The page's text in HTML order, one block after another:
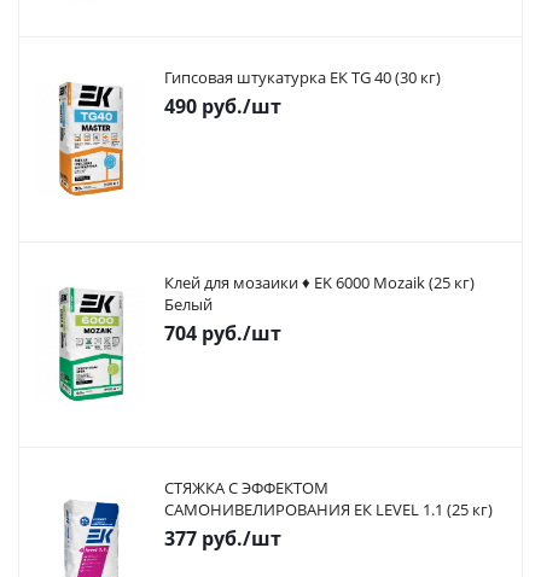
Гипсовая штукатурка ЕК TG 40 (30 кг)
490 руб./шт
Клей для мозаики ♦ EK 6000 Mozaik (25 кг)
Белый
704 руб./шт
СТЯЖКА С ЭФФЕКТОМ
САМОНИВЕЛИРОВАНИЯ ЕК LEVEL 1.1 (25 кг)
377 руб./шт